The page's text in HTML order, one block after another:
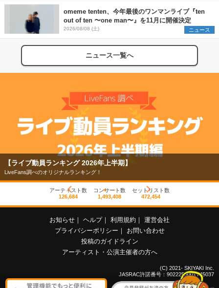
omeme tenten、今年最後のワンマンライブ『ten
out of ten 〜one man〜』を11月に開催決定
2026/08/08 (土) ニュース
ニュース一覧へ
【ライブ動員ランキング 2026年上半期】
LiveFans調べのオリジナルランキング！
アーティスト数
126,684
コンサート数
1,493,408
セットリスト数
472,454
お知らせ ｜ ヘルプ｜ 利用規約 ｜ 運営会社
プライバシーポリシー ｜
お問い合わせ
投稿のガイドライン
アーティスト・公演主催者の方へ
(C) 2021- SKIYAKI Inc.
JASRAC許諾番号：9022255001Y45037